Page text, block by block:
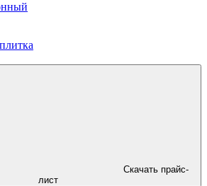
Скачать прайс-
лист